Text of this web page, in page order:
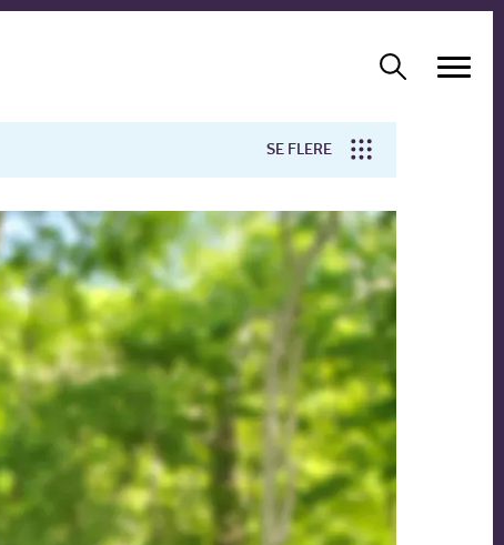
SE FLERE
Arbejdsmiljø
Forskning